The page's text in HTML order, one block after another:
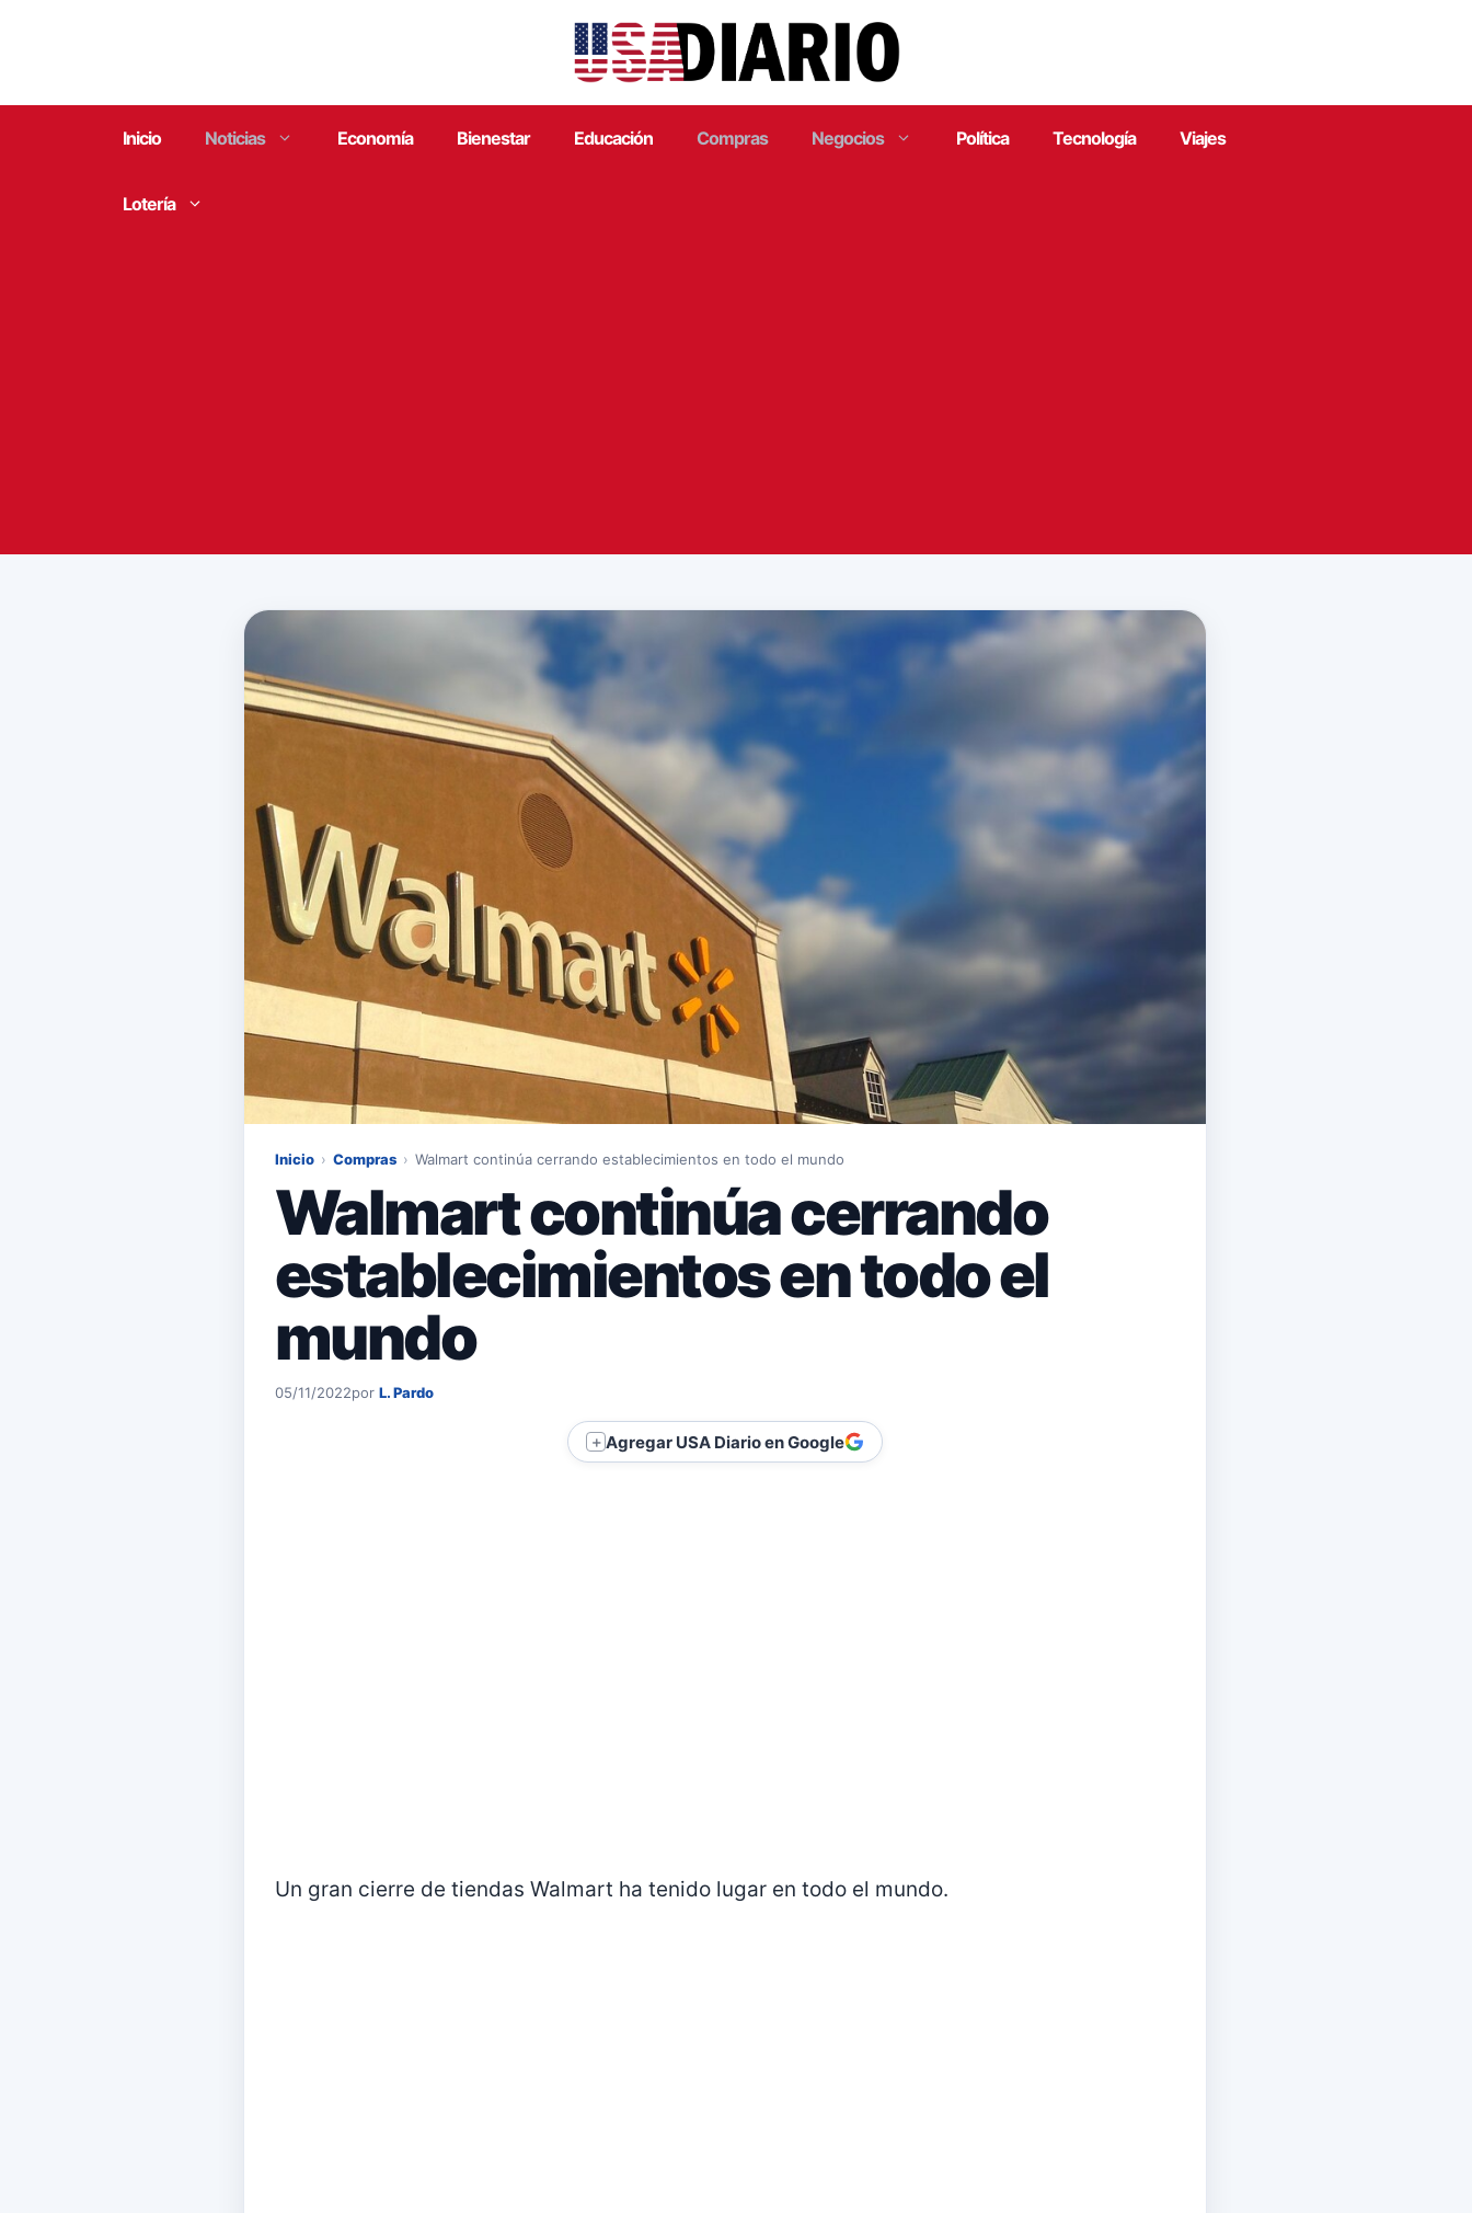
Inicio Noticias Economía Bienestar Educación Compras Negocios Política Tecnología Viajes
Lotería
Inicio › Compras › Walmart continúa cerrando establecimientos en todo el mundo
Walmart continúa cerrando
establecimientos en todo el
mundo
05/11/2022por L. Pardo
＋ Agregar USA Diario en Google
Un gran cierre de tiendas Walmart ha tenido lugar en todo el mundo.